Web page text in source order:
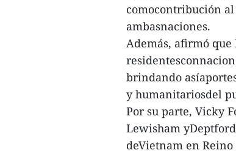
comocontribución
ambasnaciones.
Además, afirmó que
brindando
y humanitariosdel
Por su parte, Vicky
Lewisham
deVietnam en